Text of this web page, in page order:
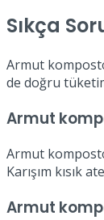
Sıkça
Armut
de doğru
Armut
Armut
Karışım kısık
Armut